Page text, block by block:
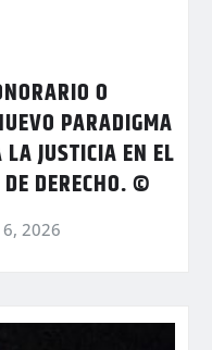
O
PARADIGMA
LA JUSTICIA EN EL
DERECHO. ©
2026